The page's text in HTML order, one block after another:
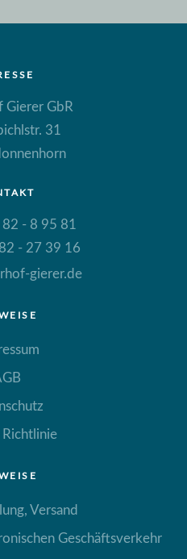
Gierer GbR
31
- 8 95 81
- 27 39 16
gierer.de
Versand
Geschäftsverkehr